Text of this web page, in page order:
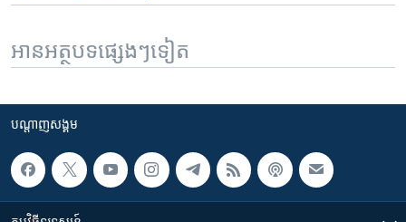
អានអត្ថបទផ្សេងៗទៀត
បណ្តាញ​សង្គម